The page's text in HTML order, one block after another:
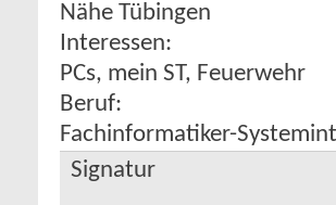
Nähe Tübingen
Interessen:
PCs, mein ST, Feuerwehr
Beruf:
Fachinformatiker-
Signatur